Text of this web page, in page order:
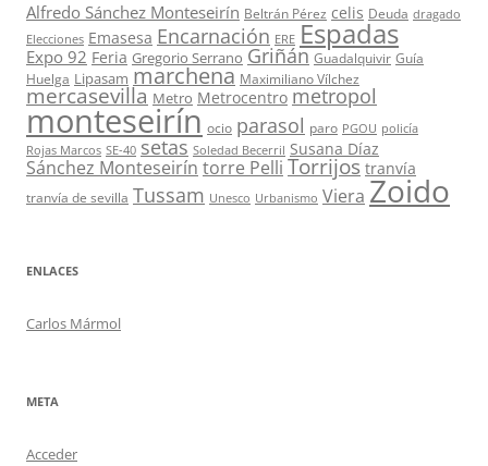
Alfredo Sánchez Monteseirín Beltrán Pérez celis Deuda dragado
Elecciones Emasesa Encarnación ERE Espadas
Expo 92 Feria Gregorio Serrano Griñán Guadalquivir Guía
Huelga Lipasam marchena Maximiliano Vílchez
mercasevilla Metro Metrocentro metropol
monteseirín ocio parasol paro PGOU policía
Rojas Marcos SE-40 setas Soledad Becerril Susana Díaz
Sánchez Monteseirín torre Pelli Torrijos tranvía
tranvía de sevilla Tussam Unesco Urbanismo Viera Zoido
ENLACES
Carlos Mármol
META
Acceder